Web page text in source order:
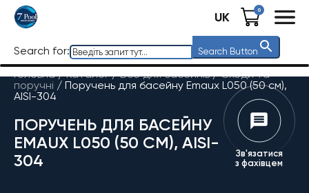
UK 0
Search for: Search Button
Головна / Каталог/Все для басейнів/Сходи та
поручні / Поручень для басейну Emaux L050 (50 см),
AISI-304
ПОРУЧЕНЬ ДЛЯ БАСЕЙНУ
EMAUX L050 (50 СМ), AISI-
304
Зв'язатися
з фахівцем